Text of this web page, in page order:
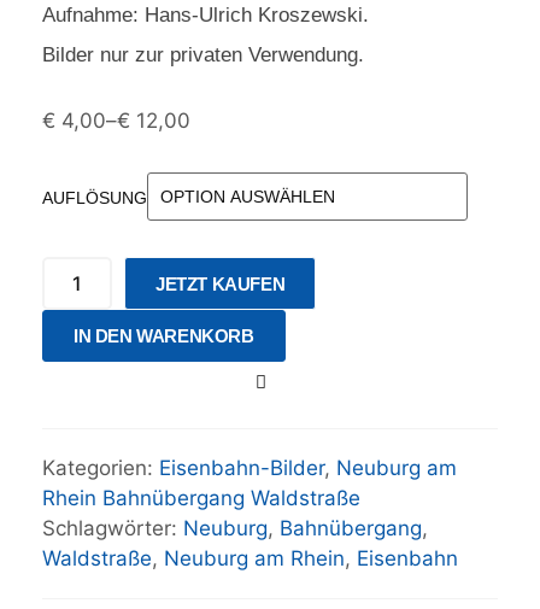
Aufnahme: Hans-Ulrich Kroszewski.
Bilder nur zur privaten Verwendung.
€ 4,00–€ 12,00
AUFLÖSUNG
JETZT KAUFEN
IN DEN WARENKORB
Kategorien: Eisenbahn-Bilder, Neuburg am
Rhein Bahnübergang Waldstraße
Schlagwörter: Neuburg, Bahnübergang,
Waldstraße, Neuburg am Rhein, Eisenbahn